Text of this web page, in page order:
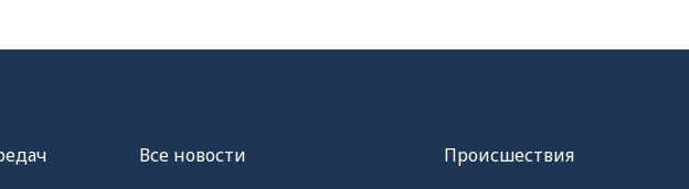
Все новости
Происшествия